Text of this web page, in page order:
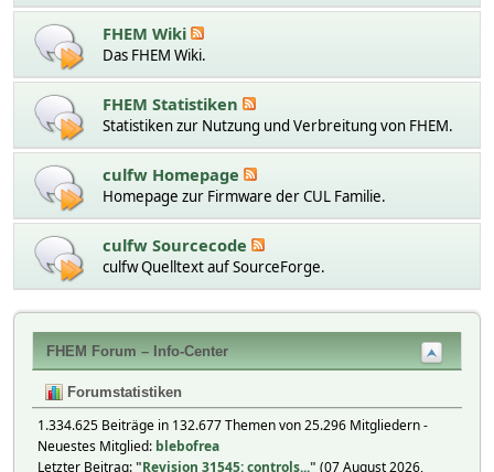
FHEM Wiki
Das FHEM Wiki.
FHEM Statistiken
Statistiken zur Nutzung und Verbreitung von FHEM.
culfw Homepage
Homepage zur Firmware der CUL Familie.
culfw Sourcecode
culfw Quelltext auf SourceForge.
FHEM Forum – Info-Center
Forumstatistiken
1.334.625 Beiträge in 132.677 Themen von 25.296 Mitgliedern -
Neuestes Mitglied: blebofrea
Letzter Beitrag:"Revision 31545: controls..." (07 August 2026,